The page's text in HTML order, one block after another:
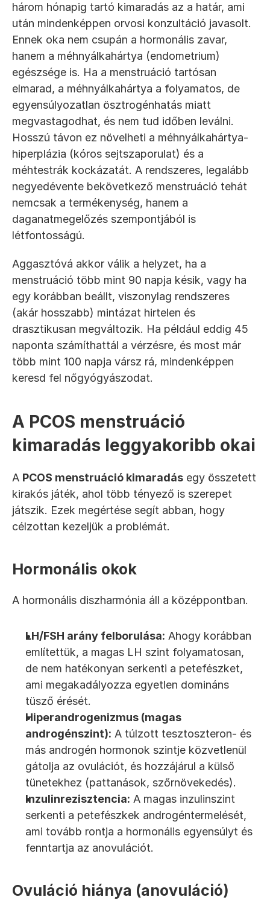
három hónapig tartó kimaradás az a határ, ami
után mindenképpen orvosi konzultáció javasolt.
Ennek oka nem csupán a hormonális zavar,
hanem a méhnyálkahártya (endometrium)
egészsége is. Ha a menstruáció tartósan
elmarad, a méhnyálkahártya a folyamatos, de
egyensúlyozatlan ösztrogénhatás miatt
megvastagodhat, és nem tud időben leválni.
Hosszú távon ez növelheti a méhnyálkahártya-
hiperplázia (kóros sejtszaporulat) és a
méhtestrák kockázatát. A rendszeres, legalább
negyedévente bekövetkező menstruáció tehát
nemcsak a termékenység, hanem a
daganatmegelőzés szempontjából is
létfontosságú.
Aggasztóvá akkor válik a helyzet, ha a
menstruáció több mint 90 napja késik, vagy ha
egy korábban beállt, viszonylag rendszeres
(akár hosszabb) mintázat hirtelen és
drasztikusan megváltozik. Ha például eddig 45
naponta számíthattál a vérzésre, és most már
több mint 100 napja vársz rá, mindenképpen
keresd fel nőgyógyászodat.
A PCOS menstruáció
kimaradás leggyakoribb okai
A PCOS menstruáció kimaradás egy összetett
kirakós játék, ahol több tényező is szerepet
játszik. Ezek megértése segít abban, hogy
célzottan kezeljük a problémát.
Hormonális okok
A hormonális diszharmónia áll a középpontban.
LH/FSH arány felborulása: Ahogy korábban
említettük, a magas LH szint folyamatosan,
de nem hatékonyan serkenti a petefészket,
ami megakadályozza egyetlen domináns
tüsző érését.
Hiperandrogenizmus (magas
androgénszint): A túlzott tesztoszteron- és
más androgén hormonok szintje közvetlenül
gátolja az ovulációt, és hozzájárul a külső
tünetekhez (pattanások, szőrnövekedés).
Inzulinrezisztencia: A magas inzulinszint
serkenti a petefészkek androgéntermelését,
ami tovább rontja a hormonális egyensúlyt és
fenntartja az anovulációt.
Ovuláció hiánya (anovuláció)